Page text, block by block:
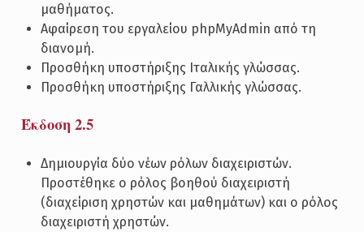
μαθήματος.
Αφαίρεση του εργαλείου phpMyAdmin από τη
διανομή.
Προσθήκη υποστήριξης Ιταλικής γλώσσας.
Προσθήκη υποστήριξης Γαλλικής γλώσσας.
Έκδοση 2.5
Δημιουργία δύο νέων ρόλων διαχειριστών.
Προστέθηκε ο ρόλος βοηθού διαχειριστή
(διαχείριση χρηστών και μαθημάτων) και ο ρόλος
διαχειριστή χρηστών.